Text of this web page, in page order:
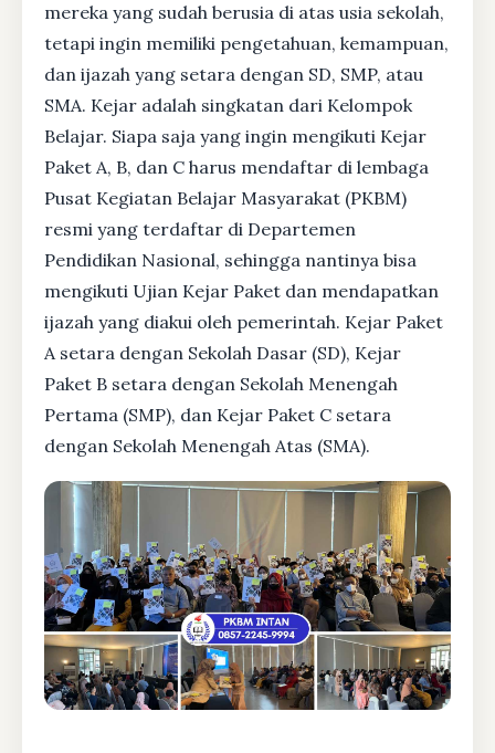
mereka yang sudah berusia di atas usia sekolah,
tetapi ingin memiliki pengetahuan, kemampuan,
dan ijazah yang setara dengan SD, SMP, atau
SMA. Kejar adalah singkatan dari Kelompok
Belajar. Siapa saja yang ingin mengikuti Kejar
Paket A, B, dan C harus mendaftar di lembaga
Pusat Kegiatan Belajar Masyarakat (PKBM)
resmi yang terdaftar di Departemen
Pendidikan Nasional, sehingga nantinya bisa
mengikuti Ujian Kejar Paket dan mendapatkan
ijazah yang diakui oleh pemerintah. Kejar Paket
A setara dengan Sekolah Dasar (SD), Kejar
Paket B setara dengan Sekolah Menengah
Pertama (SMP), dan Kejar Paket C setara
dengan Sekolah Menengah Atas (SMA).